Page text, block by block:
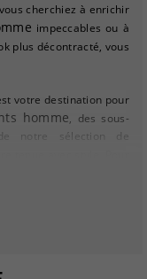
cherchiez à enrichir
impeccables ou à
plus décontracté, vous
votre destination pour
homme, des sous-
notre sélection de